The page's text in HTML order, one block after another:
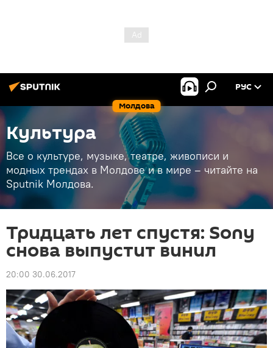
Молдова
РУС
Культура
Все о культуре, музыке, театре, живописи и
модных трендах в Молдове и в мире – читайте на
Sputnik Молдова.
Тридцать лет спустя: Sony
снова выпустит винил
20:00 30.06.2017